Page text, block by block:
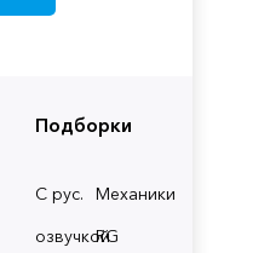
Подборки
С рус.
озвучкой
Механики
RG